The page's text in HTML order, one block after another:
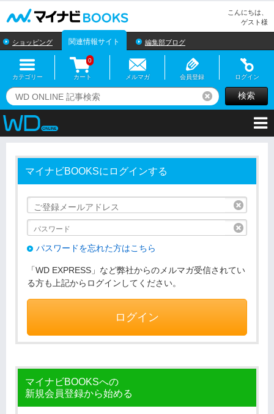
こんにちは、
ゲスト様
ショッピング 関連情報サイト 編集部ブログ
カテゴリー カート
0
メルマガ 会員登録 ログイン
リセット検索
マイナビBOOKSにログインする
パスワードを忘れた方はこちら
「WD EXPRESS」など弊社からのメルマガ受信されてい
る方も上記からログインしてください。
ログイン
マイナビBOOKSへの
新規会員登録から始める